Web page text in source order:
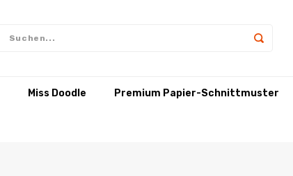
Miss Doodle Premium Papier-Schnittmuster